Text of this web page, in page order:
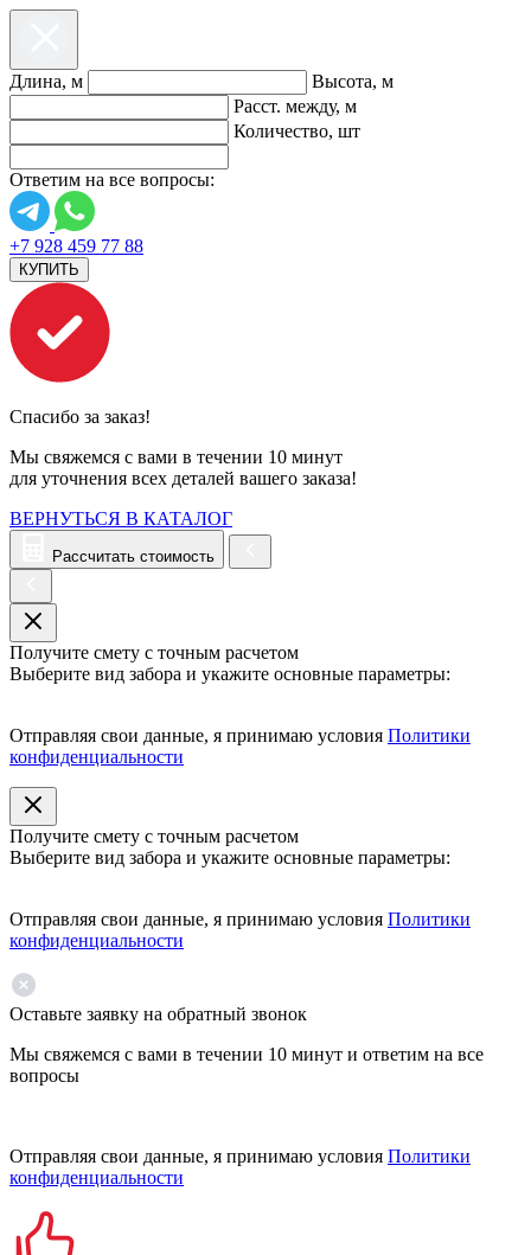
Длина, м
Высота, м
Расст. между, м
Количество, шт
Ответим на все вопросы:
+7 928 459 77 88
КУПИТЬ
Спасибо за заказ!
Мы свяжемся с вами в течении 10 минут
для уточнения всех деталей вашего заказа!
ВЕРНУТЬСЯ В КАТАЛОГ
Рассчитать стоимость
Получите смету с точным расчетом
Выберите вид забора и укажите основные параметры:
Отправляя свои данные, я принимаю условия Политики
конфиденциальности
Получите смету с точным расчетом
Выберите вид забора и укажите основные параметры:
Отправляя свои данные, я принимаю условия Политики
конфиденциальности
Оставьте заявку на обратный звонок
Мы свяжемся с вами в течении 10 минут и ответим на все
вопросы
Отправляя свои данные, я принимаю условия Политики
конфиденциальности